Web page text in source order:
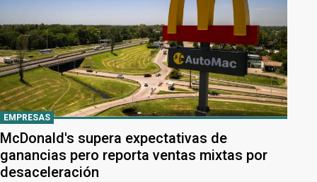
EMPRESAS
McDonald's supera expectativas de
ganancias pero reporta ventas mixtas por
desaceleración